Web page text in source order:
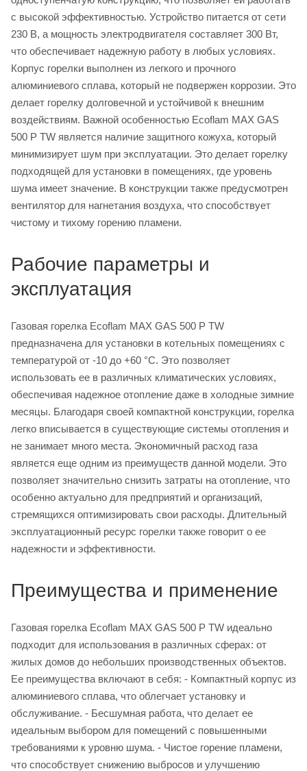
с высокой эффективностью. Устройство питается от сети
230 В, а мощность электродвигателя составляет 300 Вт,
что обеспечивает надежную работу в любых условиях.
Корпус горелки выполнен из легкого и прочного
алюминиевого сплава, который не подвержен коррозии. Это
делает горелку долговечной и устойчивой к внешним
воздействиям. Важной особенностью Ecoflam MAX GAS
500 P TW является наличие защитного кожуха, который
минимизирует шум при эксплуатации. Это делает горелку
подходящей для установки в помещениях, где уровень
шума имеет значение. В конструкции также предусмотрен
вентилятор для нагнетания воздуха, что способствует
чистому и тихому горению пламени.
Рабочие параметры и
эксплуатация
Газовая горелка Ecoflam MAX GAS 500 P TW
предназначена для установки в котельных помещениях с
температурой от -10 до +60 °C. Это позволяет
использовать ее в различных климатических условиях,
обеспечивая надежное отопление даже в холодные зимние
месяцы. Благодаря своей компактной конструкции, горелка
легко вписывается в существующие системы отопления и
не занимает много места. Экономичный расход газа
является еще одним из преимуществ данной модели. Это
позволяет значительно снизить затраты на отопление, что
особенно актуально для предприятий и организаций,
стремящихся оптимизировать свои расходы. Длительный
эксплуатационный ресурс горелки также говорит о ее
надежности и эффективности.
Преимущества и применение
Газовая горелка Ecoflam MAX GAS 500 P TW идеально
подходит для использования в различных сферах: от
жилых домов до небольших производственных объектов.
Ее преимущества включают в себя: - Компактный корпус из
алюминиевого сплава, что облегчает установку и
обслуживание. - Бесшумная работа, что делает ее
идеальным выбором для помещений с повышенными
требованиями к уровню шума. - Чистое горение пламени,
что способствует снижению выбросов и улучшению